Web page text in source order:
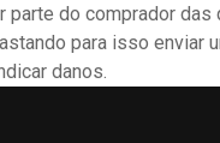
parte do comprador
para isso enviar
danos.